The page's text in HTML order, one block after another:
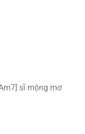
sĩ mộng mơ